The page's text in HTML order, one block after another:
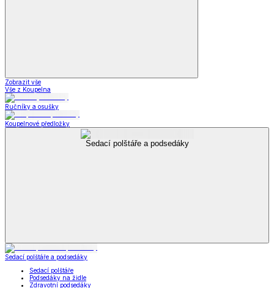
Zobrazit vše
Vše z Koupelna
Ručníky a osušky
Koupelnové předložky
Sedací polštáře a podsedáky
Sedací polštáře a podsedáky
Sedací polštáře
Podsedáky na židle
Zdravotní podsedáky